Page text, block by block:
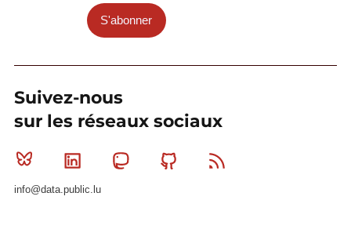
S'abonner
Suivez-nous
sur les réseaux sociaux
Bluesky Linkedin MastodonGithub
info@data.public.lu